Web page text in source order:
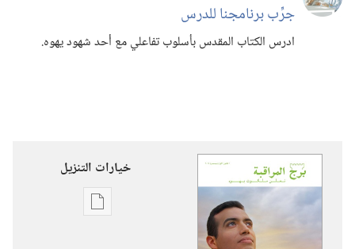
جرِّب برنامجنا للدرس
ادرس الكتاب المقدس بأسلوب تفاعلي مع أحد شهود يهوه.‏
خيارات التنزيل
خيارات